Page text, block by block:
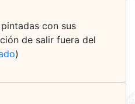
con sus
de salir fuera del
)